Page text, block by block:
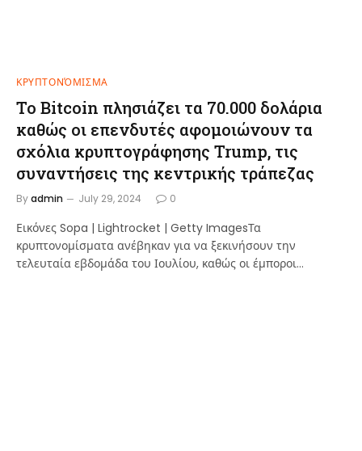
ΚΡΥΠΤΟΝΌΜΙΣΜΑ
Το Bitcoin πλησιάζει τα 70.000 δολάρια
καθώς οι επενδυτές αφομοιώνουν τα
σχόλια κρυπτογράφησης Trump, τις
συναντήσεις της κεντρικής τράπεζας
Byadmin July 29, 2024 0
Εικόνες Sopa | Lightrocket | Getty ImagesΤα
κρυπτονομίσματα ανέβηκαν για να ξεκινήσουν την
τελευταία εβδομάδα του Ιουλίου, καθώς οι έμποροι…